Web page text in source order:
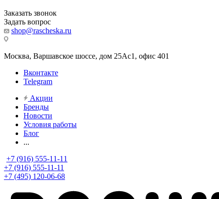
Заказать звонок
Задать вопрос
shop@rascheska.ru
Москва, Варшавское шоссе, дом 25Аc1, офис 401
Вконтакте
Telegram
Акции
Бренды
Новости
Условия работы
Блог
...
+7 (916) 555-11-11
+7 (916) 555-11-11
+7 (495) 120-06-68